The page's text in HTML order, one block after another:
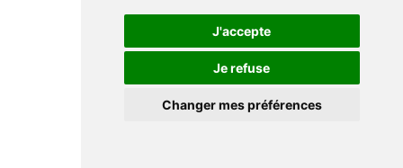
J'accepte
Je refuse
Changer mes préférences